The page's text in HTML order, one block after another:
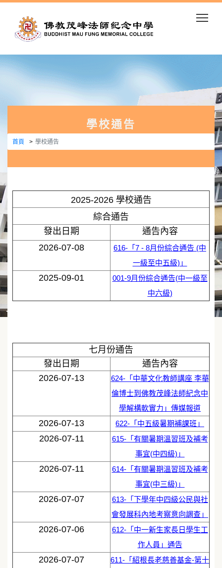
學校通告
首頁 學校通告
2025-2026 學校通告
綜合通告
發出日期
通告內容
2026-07-08
616-「7 - 8月份綜合通告 (中
一級至中五級)」
2025-09-01
001-9月份綜合通告(中一級至
中六級)
七月份通告
發出日期
通告內容
2026-07-13
624-「中華文化教師講座 李華
倫博士到佛教茂峰法師紀念中
學解構軟實力」傳媒報道
2026-07-13 622-「中五級暑期補課班」
2026-07-11
615-「有關暑期溫習班及補考
事宜(中四級)」
2026-07-11
614-「有關暑期溫習班及補考
事宜(中三級)」
2026-07-07
613-「下學年中四級公民與社
會發展科內地考察意向調查」
2026-07-06
612-「中一新生家長日學生工
作人員」通告
2026-07-07
611-「紹根長老慈善基金-第十